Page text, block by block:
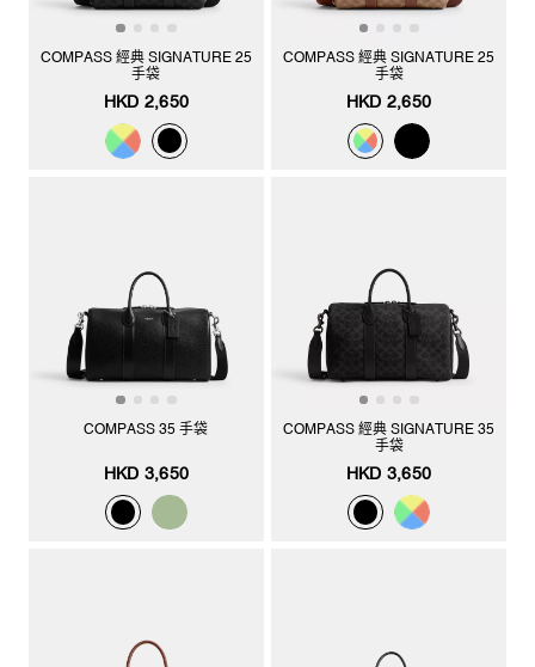
COMPASS 經典 SIGNATURE 25
手袋
HKD 2,650
COMPASS 經典 SIGNATURE 25
手袋
HKD 2,650
COMPASS 35 手袋
HKD 3,650
COMPASS 經典 SIGNATURE 35
手袋
HKD 3,650